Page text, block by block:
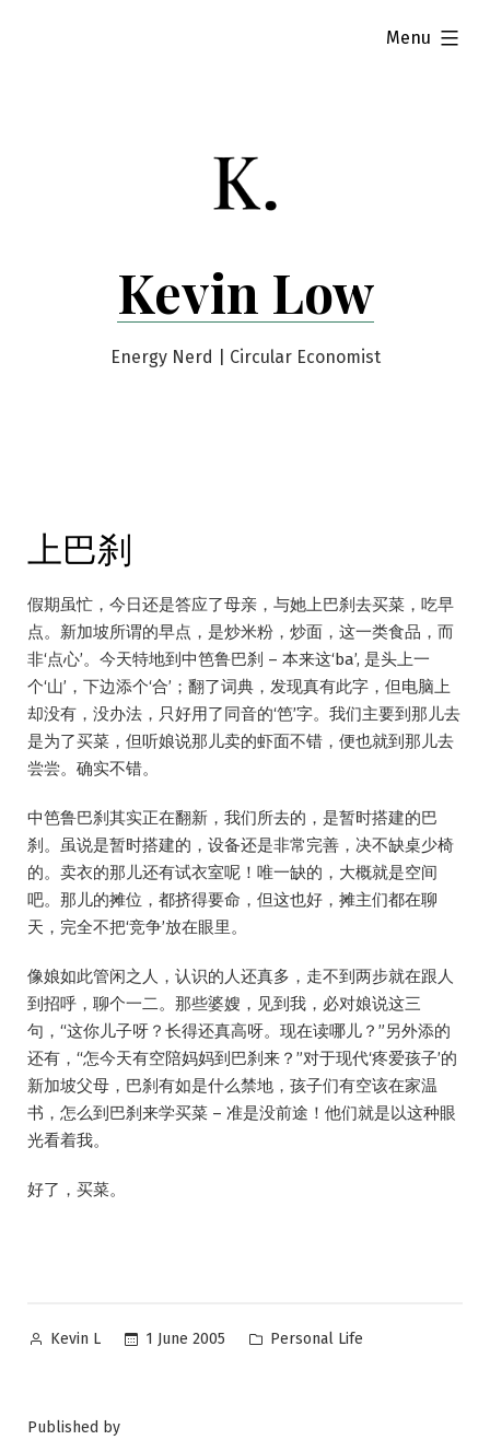
Kevin Low
Energy Nerd | Circular Economist
Menu
expanded
上巴刹
假期虽忙，今日还是答应了母亲，与她上巴刹去买菜，吃早
点。新加坡所谓的早点，是炒米粉，炒面，这一类食品，而
非‘点心’。今天特地到中笆鲁巴刹 – 本来这‘ba’, 是头上一
个‘山’，下边添个‘合’；翻了词典，发现真有此字，但电脑上
却没有，没办法，只好用了同音的‘笆’字。我们主要到那儿去
是为了买菜，但听娘说那儿卖的虾面不错，便也就到那儿去
尝尝。确实不错。
中笆鲁巴刹其实正在翻新，我们所去的，是暂时搭建的巴
刹。虽说是暂时搭建的，设备还是非常完善，决不缺桌少椅
的。卖衣的那儿还有试衣室呢！唯一缺的，大概就是空间
吧。那儿的摊位，都挤得要命，但这也好，摊主们都在聊
天，完全不把‘竞争’放在眼里。
像娘如此管闲之人，认识的人还真多，走不到两步就在跟人
到招呼，聊个一二。那些婆嫂，见到我，必对娘说这三
句，“这你儿子呀？长得还真高呀。现在读哪儿？”另外添的
还有，“怎今天有空陪妈妈到巴刹来？”对于现代‘疼爱孩子’的
新加坡父母，巴刹有如是什么禁地，孩子们有空该在家温
书，怎么到巴刹来学买菜 – 准是没前途！他们就是以这种眼
光看着我。
好了，买菜。
Posted
Kevin L 1 June 2005
Posted
Personal Life
Published by